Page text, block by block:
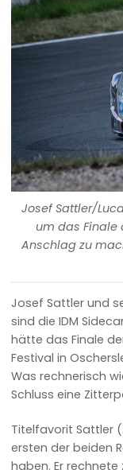
Josef Sattler/
um das Finale
Anschlag zu
Josef Sattler und
sind die IDM
hätte das Finale
Festival in
Was rechnerisch
Schluss eine
Titelfavorit Sattler
ersten der beiden
haben. Er